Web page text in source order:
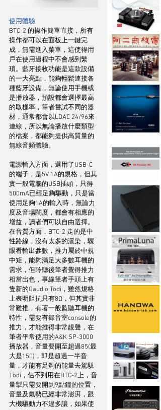
使用體驗
BTC-2 的操作簡單直接，所有
操作都可以在面板上一鍵完
成，無需進入菜單，這使得用
戶在使用過程中不會感到繁
瑣。藍牙接收功能是這款設備
的一大亮點，能夠輕鬆連接各
種藍牙設備，無論使用手機或
是播放器，預設都會選擇最高
的取樣率，筆者嘗試不同的器
材，通常都會以LDAC 24/96來
連線，所以無論播放什麼類型
的檔案，都能夠提供高質量的
無線音頻體驗。
電源輸入方面，選用了USB-C
的端子，是5V 1A的規格，但其
實一般電腦的USB插頭，只得
500mA已經足夠驅動，只是當
使用足夠1A的輸入時，無論力
度及音場闊度，都會有相應的
增益，讀者們可以自由選擇。
在音質方面，BTC-2 走的是中
性路線，沒有太多的渲染，驟
眼看輸出參數，推力屬於中規
中矩，能夠滿足大多數耳機的
需求，但聆聽後筆者覺得推力
相當出色，事緣筆者手頭上有
隻新的Gaudio Tödi，雖然規格
上表明阻抗只有8Ω，但其實非
常難推，有著一般監聽耳機的
特性，需要有錄音室console的
推力，才能推得非常靚聲，在
筆者平常使用的A&K SP-3000
播放器，音量要開至超過85(最
大是150)，即是超過一半音
量，才能有足夠的能量去駕馭
Tödi，估不到用在BTC-2上，音
量掣只需要開到9點鐘的位置，
音量及氣勢已經非常澎湃，跟
大機驅動力不遑多讓，如果使